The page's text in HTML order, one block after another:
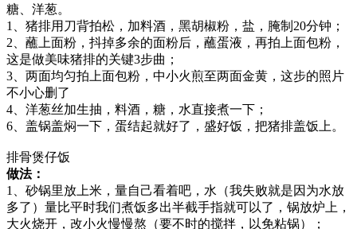
糖、洋葱。
1、猪排用刀背拍松，加料酒，黑胡椒粉，盐，腌制20分钟；
2、蘸上面粉，抖掉多余的面粉后，蘸蛋液，再拍上面包粉，
这是做美味猪排的关键3步曲；
3、两面均匀拍上面包粉，中小火煎至两面金黄，这步的照片
不小心删了
4、洋葱丝加生抽，料酒，糖，水直接煮一下；
6、盖锅盖焖一下，蛋结起就好了，盛好饭，把猪排盖饭上。
排骨煲仔饭
做法：
1、砂锅里放上米，量自己看着吧，水（我失败就是因为水放
多了）量比平时我们煮饭多出半截手指就可以了，锅放炉上，
大火烧开，改小火慢慢熬（要不时的搅拌，以免粘锅）；